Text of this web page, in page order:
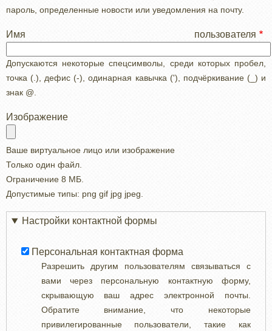
пароль, определенные новости или уведомления на почту.
Имя пользователя
Допускаются некоторые спецсимволы, среди которых пробел,
точка (.), дефис (-), одинарная кавычка ('), подчёркивание (_) и
знак @.
Изображение
Ваше виртуальное лицо или изображение
Только один файл.
Ограничение 8 МБ.
Допустимые типы: png gif jpg jpeg.
Настройки контактной формы
Персональная контактная форма
Разрешить другим пользователям связываться с
вами через персональную контактную форму,
скрывающую ваш адрес электронной почты.
Обратите внимание, что некоторые
привилегированные пользователи, такие как